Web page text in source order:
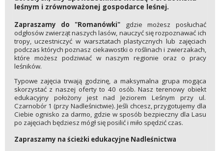
leśnym i zrównoważonej gospodarce leśnej.
Zapraszamy do "Romanówki" gdzie możesz posłuchać
odgłosów zwierząt naszych lasów, nauczyć się rozpoznawać ich
tropy, uczestniczyć w warsztatach plastycznych lub zajęciach
podczas których poznasz ciekawostki o roślinach i zwierzakach,
które możesz podziwiać w naszym regionie oraz o pracy
leśników.
Typowe zajęcia trwają godzinę, a maksymalna grupa mogąca
skorzystać z naszej oferty to 40 osób. Nasz terenowy obiekt
edukacyjny położony jest nad Jeziorem Leśnym przy ul.
Czarnobór 1 (przy Nadleśnictwie). Jeśli chcesz, przygotujemy dla
Ciebie ognisko za darmo, gdzie w sposób bezpieczny dla Lasu
po zajęciach będziesz mógł się posilić i miło spędzić czas.
Zapraszamy na ścieżki edukacyjne Nadleśnictwa